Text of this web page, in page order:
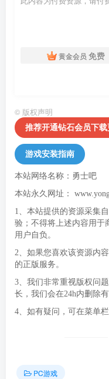
黄金会员 免费
© 版权声明
推荐开通钻石会员下载
游戏安装指南
本站网络名称：勇士吧
本站永久网址：
1、本站提供的资源采集
验；不得将上述内容用于
用户自负。
2、如果您喜欢该资源内
的正版服务。
3、我们非常重视版权问
长，我们会在24h内删除有
4、如有疑问，可在菜单栏
PC游戏